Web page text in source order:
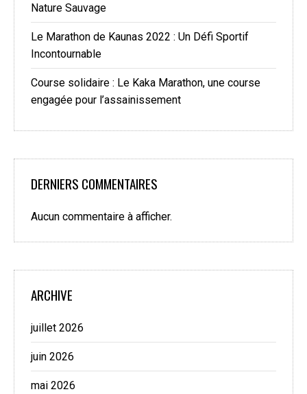
Nature Sauvage
Le Marathon de Kaunas 2022 : Un Défi Sportif
Incontournable
Course solidaire : Le Kaka Marathon, une course
engagée pour l’assainissement
DERNIERS COMMENTAIRES
Aucun commentaire à afficher.
ARCHIVE
juillet 2026
juin 2026
mai 2026